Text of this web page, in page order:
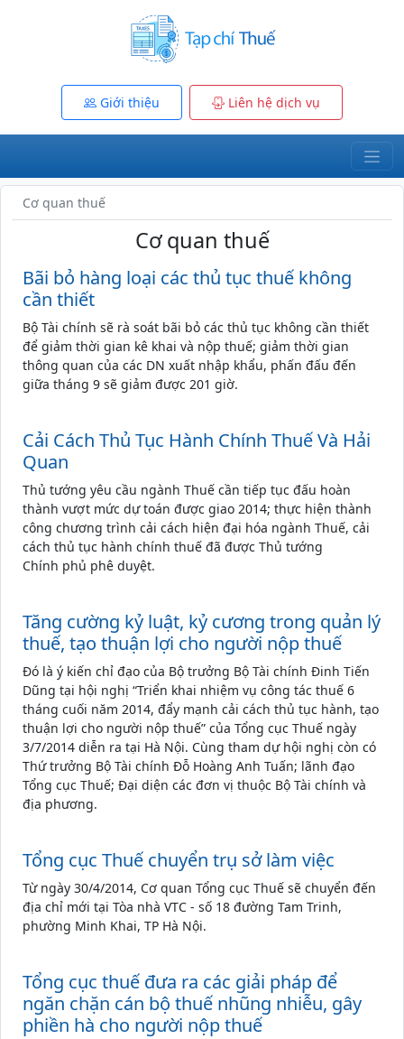
Giới thiệu Liên hệ dịch vụ
Cơ quan thuế
Cơ quan thuế
Bãi bỏ hàng loại các thủ tục thuế không
cần thiết
Bộ Tài chính sẽ rà soát bãi bỏ các thủ tục không cần thiết
để giảm thời gian kê khai và nộp thuế; giảm thời gian
thông quan của các DN xuất nhập khẩu, phấn đấu đến
giữa tháng 9 sẽ giảm được 201 giờ.
Cải Cách Thủ Tục Hành Chính Thuế Và Hải
Quan
Thủ tướng yêu cầu ngành Thuế cần tiếp tục đấu hoàn
thành vượt mức dự toán được giao 2014; thực hiện thành
công chương trình cải cách hiện đại hóa ngành Thuế, cải
cách thủ tục hành chính thuế đã được Thủ tướng
Chính phủ phê duyệt.
Tăng cường kỷ luật, kỷ cương trong quản lý
thuế, tạo thuận lợi cho người nộp thuế
Đó là ý kiến chỉ đạo của Bộ trưởng Bộ Tài chính Đinh Tiến
Dũng tại hội nghị “Triển khai nhiệm vụ công tác thuế 6
tháng cuối năm 2014, đẩy mạnh cải cách thủ tục hành, tạo
thuận lợi cho người nộp thuế” của Tổng cục Thuế ngày
3/7/2014 diễn ra tại Hà Nội. Cùng tham dự hội nghị còn có
Thứ trưởng Bộ Tài chính Đỗ Hoàng Anh Tuấn; lãnh đạo
Tổng cục Thuế; Đại diện các đơn vị thuộc Bộ Tài chính và
địa phương.
Tổng cục Thuế chuyển trụ sở làm việc
Từ ngày 30/4/2014, Cơ quan Tổng cục Thuế sẽ chuyển đến
địa chỉ mới tại Tòa nhà VTC - số 18 đường Tam Trinh,
phường Minh Khai, TP Hà Nội.
Tổng cục thuế đưa ra các giải pháp để
ngăn chặn cán bộ thuế nhũng nhiễu, gây
phiền hà cho người nộp thuế